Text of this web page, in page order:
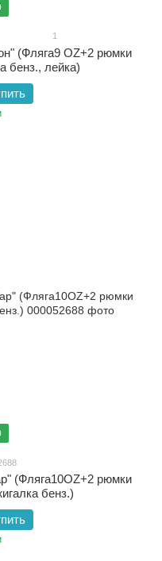
1
(Фляга9 OZ+2 рюмки
бенз., лейка)
(Фляга10OZ+2 рюмки
бенз.)